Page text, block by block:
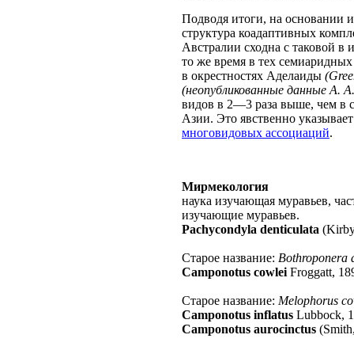
Подводя итоги, на основании
структура коадаптивных
Австралии сходна с таковой
то же время в тех семиаридных
в окрестностях Аделаиды
(неопубликованные данные А.
видов в 2—3 раза выше, чем в
Азии. Это явственно
многовидовых ассоциаций.
Мирмекология
наука изучающая муравьев,
изучающие муравьев.
Pachycondyla denticulata
Старое название: Bothroponera
Camponotus cowlei Froggatt,
Старое название: Melophorus
Camponotus inflatus Lubbock,
Camponotus aurocinctus